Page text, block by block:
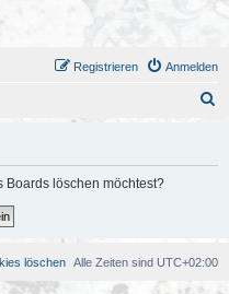
Anmelden
Registrieren
Boards löschen möchtest?
Alle Zeiten sind UTC+02:00
löschen